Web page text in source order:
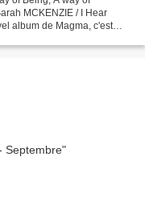
MCKENZIE / I Hear
album de Magma, c'est